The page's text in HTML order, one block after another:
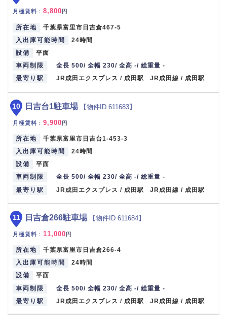
月極賃料 ： 8,800 円
所在地
千葉県富里市日吉倉467-5
入出庫可能時間
24時間
設備
平面
車両制限
全長 500/ 全幅 230/ 全高 -/ 総重量 -
最寄り駅
JR成田エクスプレス / 成田駅 JR成田線 / 成田駅
日吉台1駐車場 【物件ID 611683】
月極賃料 ： 9,900円
所在地
千葉県富里市日吉台1-453-3
入出庫可能時間
24時間
設備
平面
車両制限
全長 500/ 全幅 230/ 全高 -/ 総重量 -
最寄り駅
JR成田エクスプレス / 成田駅 JR成田線 / 成田駅
10
日吉倉266駐車場 【物件ID 611684】
月極賃料 ： 11,000円
所在地
千葉県富里市日吉倉266-4
入出庫可能時間
24時間
設備
平面
車両制限
全長 500/ 全幅 230/ 全高 -/ 総重量 -
最寄り駅
JR成田エクスプレス / 成田駅 JR成田線 / 成田駅
11